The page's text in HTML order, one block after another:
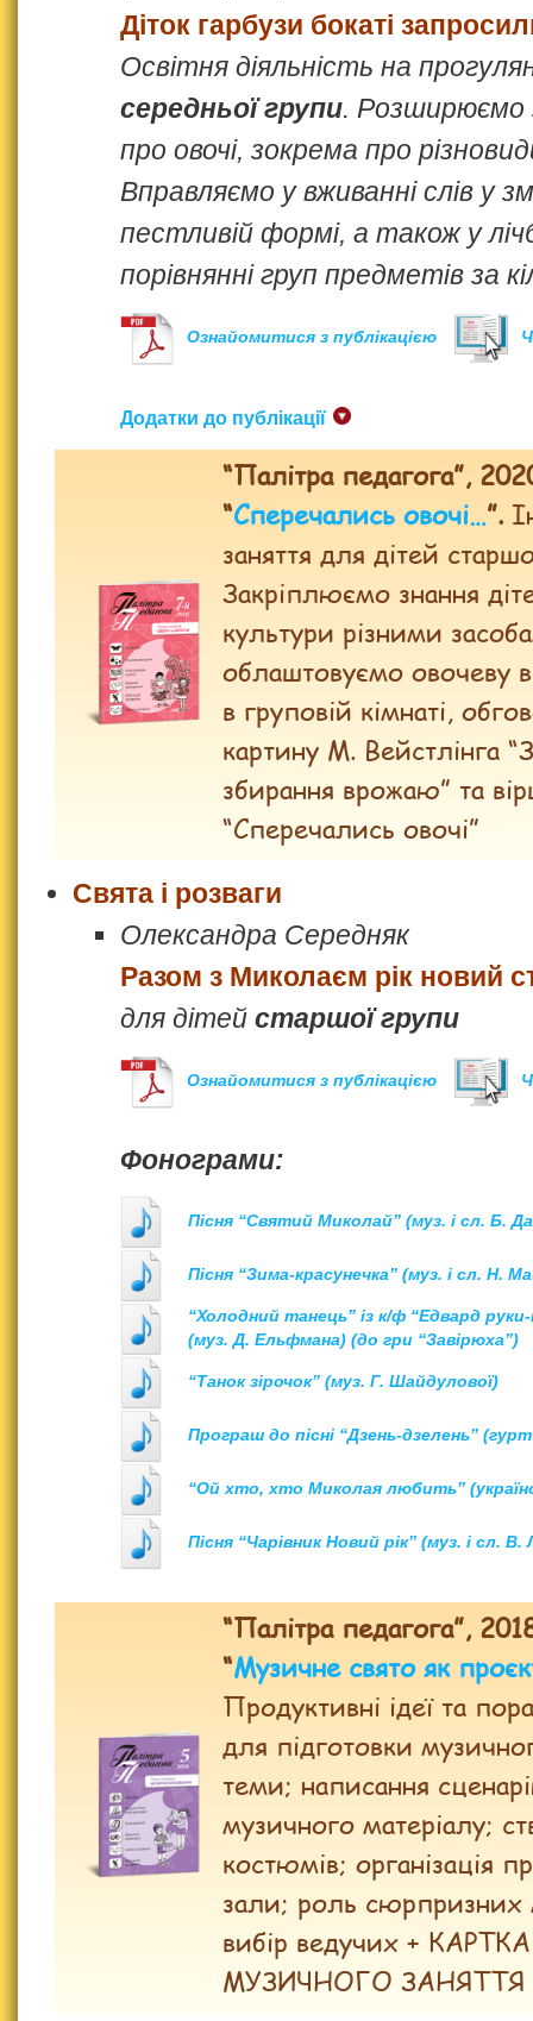
Діток гарбузи бокаті
Освітня діяльність на
середньої групи. Розширюємо
про овочі, зокрема про
Вправляємо у вживанні слів у
пестливій формі, а також у
порівнянні груп предметів за
Ознайомитися з публікацією
Додатки до публікації
“Палітра педагога”,
“Сперечались овочі…”.
заняття для дітей
Закріплюємо знання
культури різними
облаштовуємо овочеву
в груповій кімнаті,
картину М. Вейстлінга
збирання врожаю” та
“Сперечались овочі”
Свята і розваги
Олександра Середняк
Разом з Миколаєм рік новий
для дітей старшої групи
Ознайомитися з публікацією
Фонограми:
Пісня “Святий Миколай” (муз. і сл. Б.
Пісня “Зима-красунечка” (муз. і сл. Н.
“Холодний танець” із к/ф “Едвард руки-
(муз. Д. Ельфмана) (до гри “Завірюха”)
“Танок зірочок” (муз. Г. Шайдулової)
Програш до пісні “Дзень-дзелень”
“Ой хто, хто Миколая любить”
Пісня “Чарівник Новий рік” (муз. і сл. В.
“Палітра педагога”,
“Музичне свято як
Продуктивні ідеї та
для підготовки
теми; написання
музичного матеріалу;
костюмів; організація
зали; роль сюрпризних
вибір ведучих +
МУЗИЧНОГО ЗАНЯТТЯ